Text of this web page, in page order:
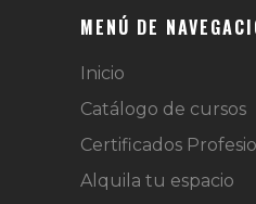
MENÚ DE
Inicio
Catálogo de cursos
Certificados
Alquila tu espacio